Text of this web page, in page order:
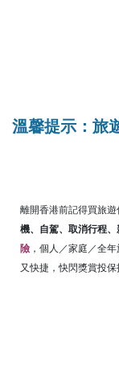
溫馨提示：旅
離開香港前記得買旅
機、自駕、取消行程
險 ，個人／家庭／全
又快捷，快閃獎賞投